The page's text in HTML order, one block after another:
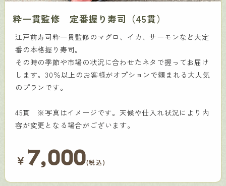
粋一貫監修 定番握り寿司（45貫）
江戸前寿司粋一貫監修のマグロ、イカ、サーモンなど大定
番の本格握り寿司。
その時の季節や市場の状況に合わせたネタで握ってお届け
します。30％以上のお客様がオプションで頼まれる大人気
のプランです。
45貫 ※写真はイメージです。天候や仕入れ状況により内
容が変更となる場合がございます。
￥ 7,000(税込)